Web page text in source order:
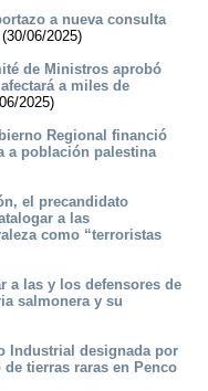
a nueva consulta
(30/06/2025)
de Ministros aprobó
a miles de
2025)
Regional financió
a población palestina
el precandidato
a las
como “terroristas
a las y los defensores de
salmonera y su
Industrial designada por
tierras raras en Penco